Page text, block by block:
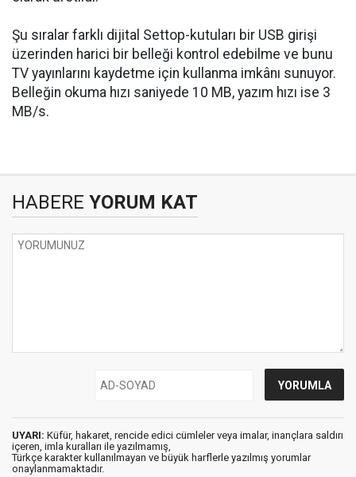
Şu sıralar farklı dijital Settop-kutuları bir USB girişi
üzerinden harici bir belleği kontrol edebilme ve bunu
TV yayınlarını kaydetme için kullanma imkânı sunuyor.
Belleğin okuma hızı saniyede 10 MB, yazım hızı ise 3
MB/s.
HABERE YORUM KAT
UYARI: Küfür, hakaret, rencide edici cümleler veya imalar, inançlara saldırı
içeren, imla kuralları ile yazılmamış,
Türkçe karakter kullanılmayan ve büyük harflerle yazılmış yorumlar
onaylanmamaktadır.